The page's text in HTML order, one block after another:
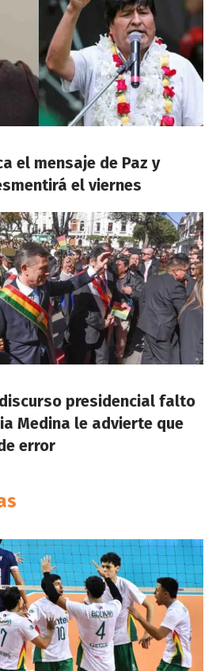
el mensaje de Paz y
el viernes
presidencial falto
Medina le advierte que
error